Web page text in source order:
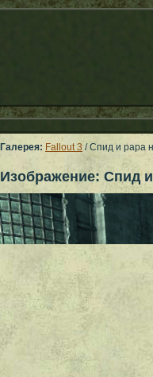
Галерея: Fallout 3 / Спид и papa
Изображение: Спид